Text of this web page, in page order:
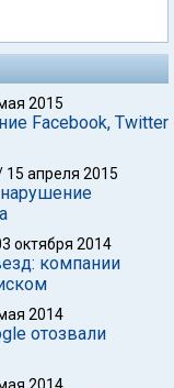
2015
Facebook, Twitter
15 апреля 2015
октября 2014
компании
2014
отозвали